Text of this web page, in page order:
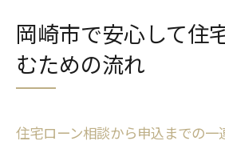
岡崎市で安心して住
むための流れ
住宅ローン相談から申込までの一